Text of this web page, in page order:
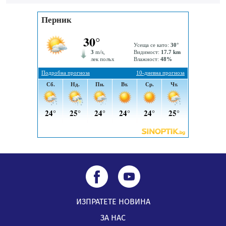
05.08.2026, 14:01
„Топлофикация Перник“ напредва с дигитализацията
на отчетния процес
05.08.2026, 11:48
ИЗПРАТЕТЕ НОВИНА
ЗА НАС